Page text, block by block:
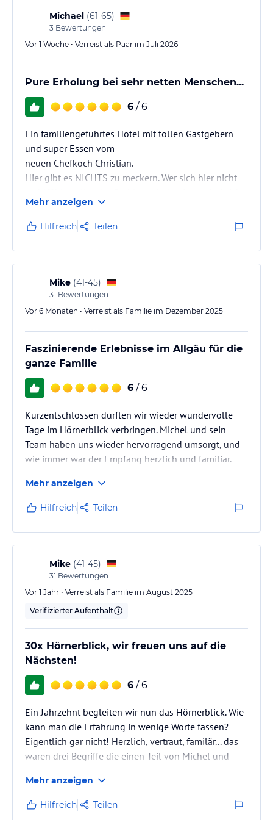
lies vor der Buchung die verbindlichen
jeweiligen Veranstalters.
Michael (61-65)
3 Bewertungen
Vor 1 Woche • Verreist als Paar im Juli 2026
Pure Erholung bei sehr netten Menschen...
6 / 6
Ein familiengeführtes Hotel mit tollen Gastgebern
und super Essen vom
neuen Chefkoch Christian.
Hier gibt es NICHTS zu meckern. Wer sich hier nicht
sehen!!!
Mehr anzeigen
Hilfreich Teilen
Mike (41-45)
31 Bewertungen
Vor 6 Monaten • Verreist als Familie im Dezember 2025
Faszinierende Erlebnisse im Allgäu für die
ganze Familie
6 / 6
Kurzentschlossen durften wir wieder wundervolle
Tage im Hörnerblick verbringen. Michel und sein
Team haben uns wieder hervorragend umsorgt, und
wie immer war der Empfang herzlich und familiär.
Auch dieses Mal konnten wir die faszinierende Ecken
des Allgäus entdecken und altbekannte Wege erneut
genießen, diesmal ganz in weiß an den Nordhängen
und in "grün" an den Südhängen. Die
Winterwanderwege waren gut präpariert und es lies
sich erstaunlich gut wandern. Es war ein Erlebnis, das
uns und den Kindern so viel…
Mehr anzeigen
Hilfreich Teilen
Mike (41-45)
31 Bewertungen
Vor 1 Jahr • Verreist als Familie im August 2025
Verifizierter Aufenthalt
30x Hörnerblick, wir freuen uns auf die
Nächsten!
6 / 6
Ein Jahrzehnt begleiten wir nun das Hörnerblick. Wie
kann man die Erfahrung in wenige Worte fassen?
Eigentlich gar nicht! Herzlich, vertraut, familär... das
wären drei Begriffe die einen Teil von Michel und
für uns, ankommen und die Erholung beginnt
unmittelbar!
Mehr anzeigen
Hilfreich Teilen